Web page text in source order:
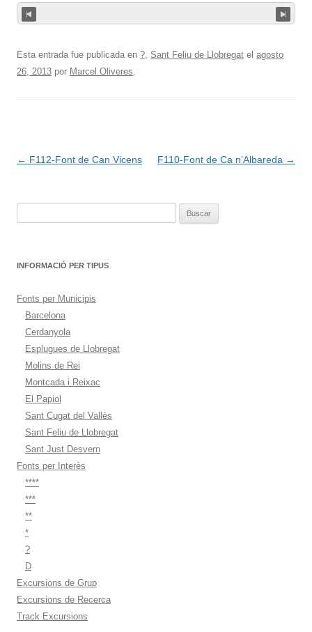
Esta entrada fue publicada en ?, Sant Feliu de Llobregat el agosto
26, 2013 por Marcel Oliveres.
Navegación
← F112-Font de Can Vicens F110-Font de Ca n’Albareda →
INFORMACIÓ PER TIPUS
Fonts per Municipis
Barcelona
Cerdanyola
Esplugues de Llobregat
Molins de Rei
Montcada i Reixac
El Papiol
Sant Cugat del Vallès
Sant Feliu de Llobregat
Sant Just Desvern
Fonts per Interès
****
***
**
*
?
D
Excursions de Grup
Excursions de Recerca
Track Excursions